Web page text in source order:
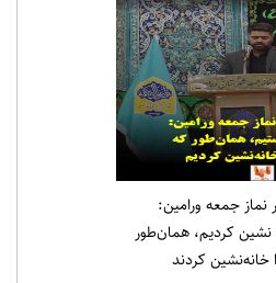
نماز جمعه ورامین:
نشین کردیم، همان‌طور
خانه‌نشین کردند